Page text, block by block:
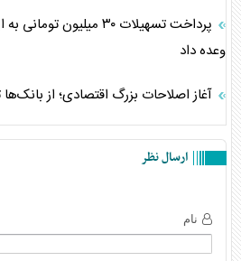
پرداخت تسهیلات ۳۰
وعده داد
آغاز اصلاحات بزرگ اقتصادی؛ از
ارسال نظر
نام